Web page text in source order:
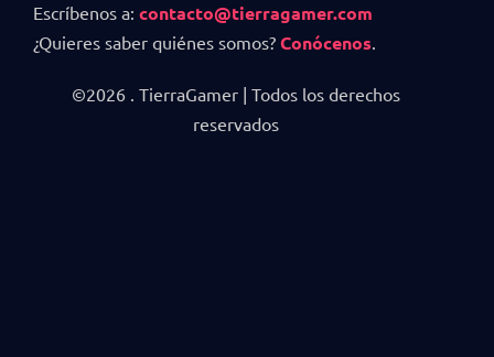
Escríbenos a: contacto@tierragamer.com
¿Quieres saber quiénes somos? Conócenos.
©2026 . TierraGamer | Todos los derechos
reservados